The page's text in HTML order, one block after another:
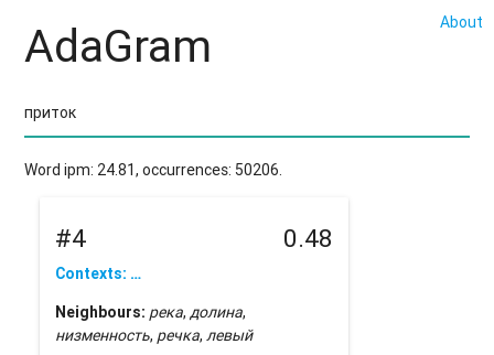
About
AdaGram
Word ipm: 24.81, occurrences: 50206.
#4 0.48
Contexts: …
Neighbours: река,долина,
низменность, речка,левый